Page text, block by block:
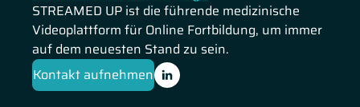
STREAMED UP ist die führende medizinische
Videoplattform für Online Fortbildung, um immer
auf dem neuesten Stand zu sein.
Kontakt aufnehmen